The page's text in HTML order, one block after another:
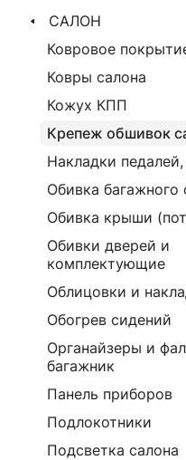
САЛОН
Ковровое
Ковры салона
Кожух КПП
Крепеж обшивок
Накладки
Обивка багажного
Обивка крыши
Обивки дверей и
комплектующие
Облицовки и
Обогрев сидений
Органайзеры и
багажник
Панель приборов
Подлокотники
Подсветка салона